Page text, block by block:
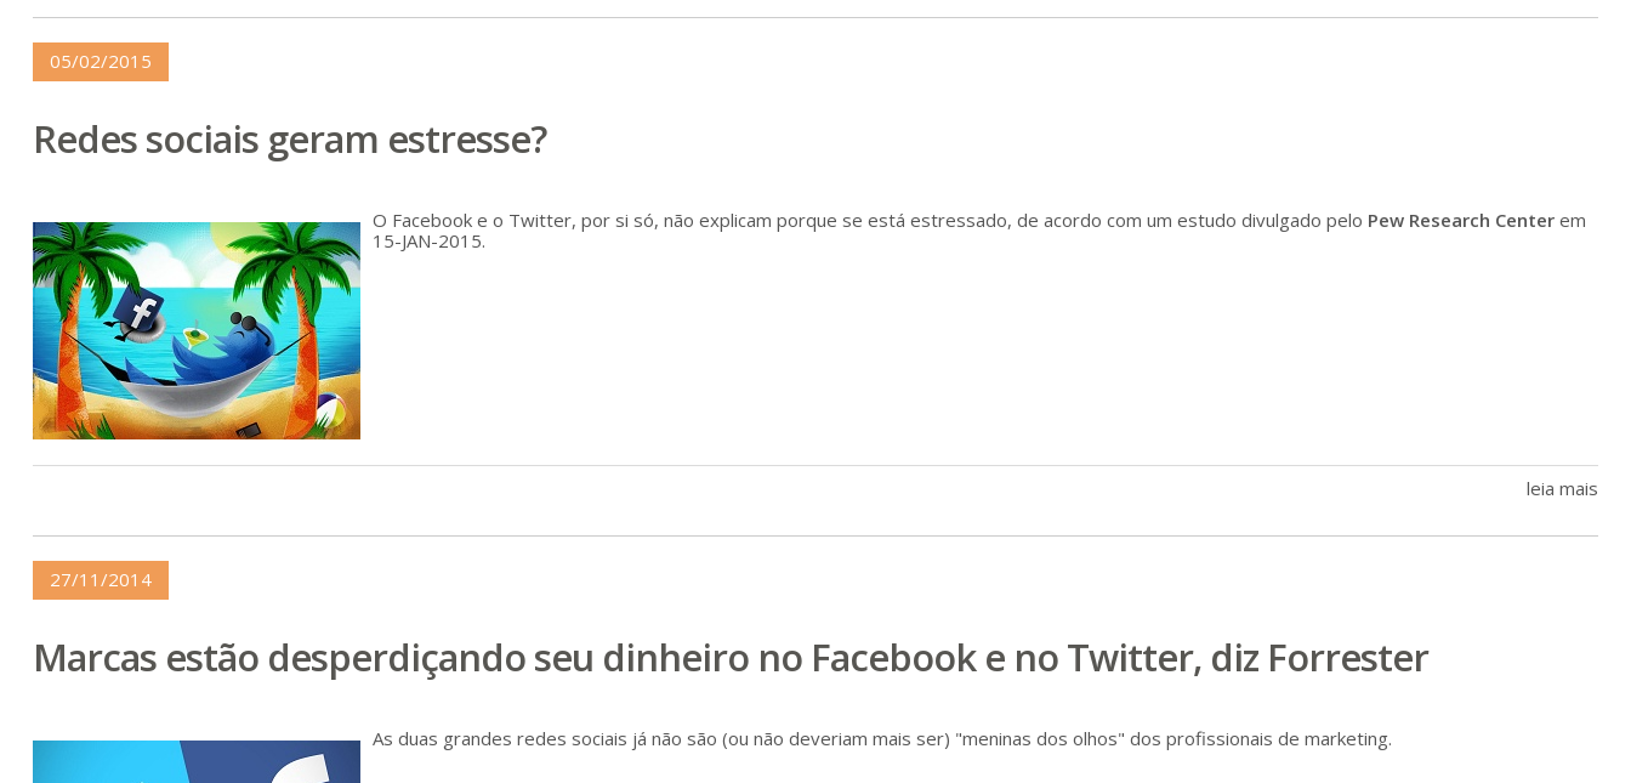
05/02/2015
Redes sociais geram estresse?
O Facebook e o Twitter, por si só, não explicam porque se está estressado, de acordo com um estudo divulgado pelo Pew Research Centerem
15-JAN-2015.
leia mais
27/11/2014
Marcas estão desperdiçando seu dinheiro no Facebook e no Twitter, diz Forrester
As duas grandes redes sociais já não são (ou não deveriam mais ser) "meninas dos olhos" dos profissionais de marketing.